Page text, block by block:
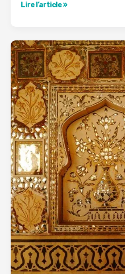
Bilan
voyage
au
Népal
Lire l’article »